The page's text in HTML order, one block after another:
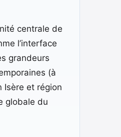
centrale de
l’interface
grandeurs
(à
Isère et région
globale du